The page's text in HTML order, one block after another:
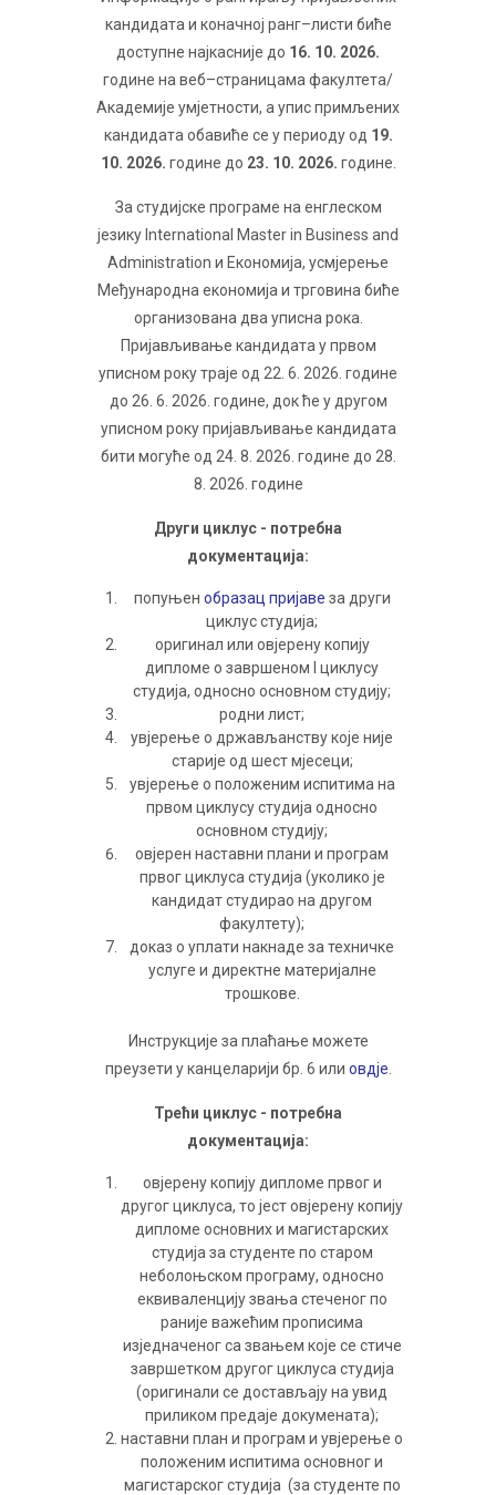
кандидата и коначној ранг–листи биће
доступне најкасније до 16. 10. 2026.
године на веб–страницама факултета/
Академије умјетности, а упис примљених
кандидата обавиће се у периоду од 19.
10. 2026. године до 23. 10. 2026. године.
За студијске програме на енглеском
језику International Master in Business and
Administration и Економија, усмјерење
Међународна економија и трговина биће
организована два уписна рока.
Пријављивање кандидата у првом
уписном року траје од 22. 6. 2026. године
до 26. 6. 2026. године, док ће у другом
уписном року пријављивање кандидата
бити могуће од 24. 8. 2026. године до 28.
8. 2026. године
Други циклус - потребна
документација:
попуњен образац пријаве за други
циклус студија;
оригинал или овјерену копију
дипломе о завршеном I циклусу
студија, односно основном студију;
родни лист;
увјерење о држављанству које није
старије од шест мјесеци;
увјерење о положеним испитима на
првом циклусу студија односно
основном студију;
овјерен наставни плани и програм
првог циклуса студија (уколико је
кандидат студирао на другом
факултету);
доказ о уплати накнаде за техничке
услуге и директне материјалне
трошкове.
Инструкције за плаћање можете
преузети у канцеларији бр. 6 или овдје
Трећи циклус - потребна
документација:
овјерену копију дипломе првог и
другог циклуса, то јест овјерену копију
дипломе основних и магистарских
студија за студенте по старом
неболоњском програму, односно
еквиваленцију звања стеченог по
раније важећим прописима
изједначеног са звањем које се стиче
завршетком другог циклуса студија
(оригинали се достављају на увид
приликом предаје докумената);
наставни план и програм и увјерење о
положеним испитима основног и
магистарског студија (за студенте по